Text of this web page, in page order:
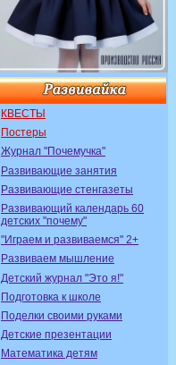
КВЕСТЫ
Постеры
Журнал "Почемучка"
Развивающие занятия
Развивающие стенгазеты
Развивающий календарь 60
детских "почему"
"Играем и развиваемся" 2+
Развиваем мышление
Детский журнал "Это я!"
Подготовка к школе
Поделки своими руками
Детские презентации
Математика детям